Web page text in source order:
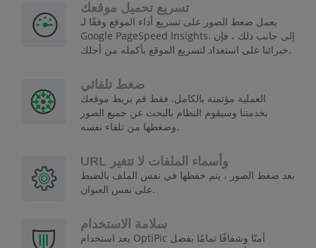
تسريع تحميل موقعك
يعمل ضغط الصور على تسريع أداء الموقع وفقًا لـ
Google PageSpeed Insights. إلى جانب ذلك ، فإن
خبرائنا على استعداد لتسريع الموقع بأكمله من أجلك.
ضغط تلقائي
العملية مؤتمتة بالكامل. فقط قم بربط موقعك
بخدمتنا وسيقوم النظام بالبحث عن جميع الصور
وضغطها من تلقاء نفسه.
URL وأسماء الملفات لا تتغير
بعد ضغط الصور ، يتم حفظها في نفس الملف بالضبط
على نفس العنوان.
سلامة الاستخدام
يعد استخدام OptiPic آمنًا وشفافًا تمامًا بفضل